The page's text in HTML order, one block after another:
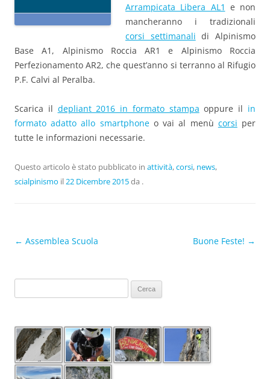
Arrampicata Libera AL1 e non
mancheranno i tradizionali
corsi settimanali di Alpinismo
Base A1, Alpinismo Roccia AR1 e Alpinismo Roccia
Perfezionamento AR2, che quest’anno si terranno al Rifugio
P.F. Calvi al Peralba.
Scarica il depliant 2016 in formato stampa oppure il in
formato adatto allo smartphoneo vai al menù corsi per
tutte le informazioni necessarie.
Questo articolo è stato pubblicato in attività,corsi, news,
scialpinismo il22 Dicembre 2015da .
Navigazione articolo
← Assemblea Scuola Buone Feste! →
per: